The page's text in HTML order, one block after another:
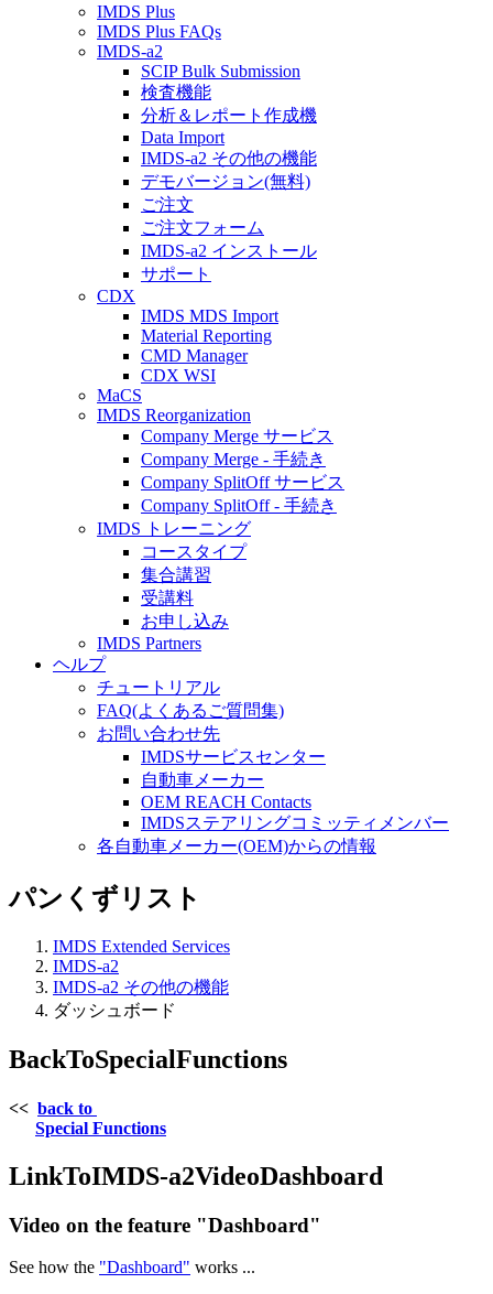
IMDS Plus
IMDS Plus FAQs
IMDS-a2
SCIP Bulk Submission
検査機能
分析＆レポート作成機
Data Import
IMDS-a2 その他の機能
デモバージョン(無料)
ご注文
ご注文フォーム
IMDS-a2 インストール
サポート
CDX
IMDS MDS Import
Material Reporting
CMD Manager
CDX WSI
MaCS
IMDS Reorganization
Company Merge サービス
Company Merge - 手続き
Company SplitOff サービス
Company SplitOff - 手続き
IMDS トレーニング
コースタイプ
集合講習
受講料
お申し込み
IMDS Partners
ヘルプ
チュートリアル
FAQ(よくあるご質問集)
お問い合わせ先
IMDSサービスセンター
自動車メーカー
OEM REACH Contacts
IMDSステアリングコミッティメンバー
各自動車メーカー(OEM)からの情報
パンくずリスト
IMDS Extended Services
IMDS-a2
IMDS-a2 その他の機能
ダッシュボード
BackToSpecialFunctions
<< back to
Special Functions
LinkToIMDS-a2VideoDashboard
Video on the feature "Dashboard"
See how the "Dashboard" works ...